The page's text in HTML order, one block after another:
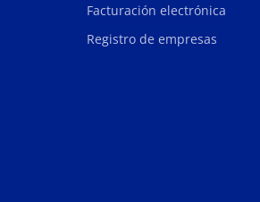
Facturación electrónica
Registro de empresas